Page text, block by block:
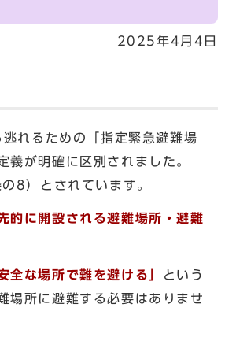
2025年4月4日
れるための「指定緊急避難場
が明確に区別されました。
8）とされています。
的に開設される避難場所・避難
全な場所で難を避ける」
という
場所に避難する必要はありませ